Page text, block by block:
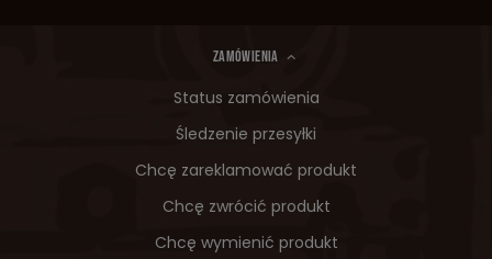
ZAMÓWIENIA
Status zamówienia
Śledzenie przesyłki
Chcę zareklamować produkt
Chcę zwrócić produkt
Chcę wymienić produkt